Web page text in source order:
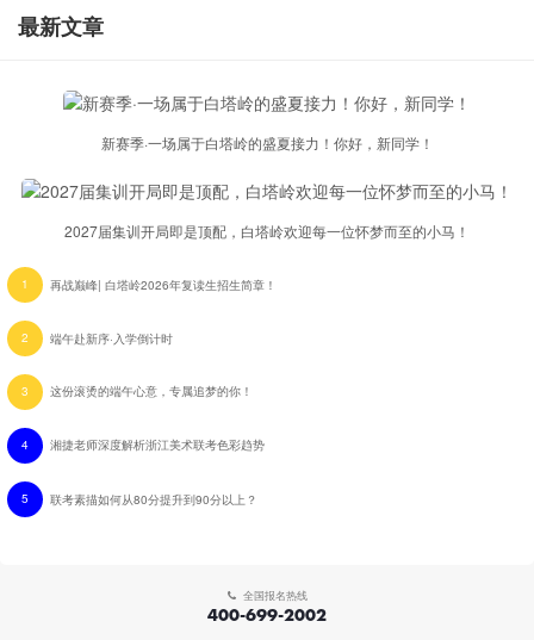
最新文章
新赛季·一场属于白塔岭的盛夏接力！你好，新同学！
2027届集训开局即是顶配，白塔岭欢迎每一位怀梦而至的小马！
1 再战巅峰| 白塔岭2026年复读生招生简章！
2 端午赴新序·入学倒计时
3 这份滚烫的端午心意，专属追梦的你！
4 湘捷老师深度解析浙江美术联考色彩趋势
5 联考素描如何从80分提升到90分以上？
全国报名热线
400-699-2002